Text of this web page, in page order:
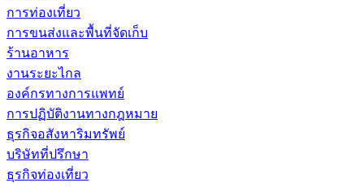
การท่องเที่ยว
การขนส่งและพื้นที่จัดเก็บ
ร้านอาหาร
งานระยะไกล
องค์กรทางการแพทย์
การปฏิบัติงานทางกฎหมาย
ธุรกิจอสังหาริมทรัพย์
บริษัทที่ปรึกษา
ธุรกิจท่องเที่ยว